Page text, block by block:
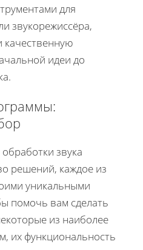
для
звукорежиссёра,
качественную
идеи до
звука
решений, каждое из
уникальными
помочь вам сделать
из наиболее
их функциональность